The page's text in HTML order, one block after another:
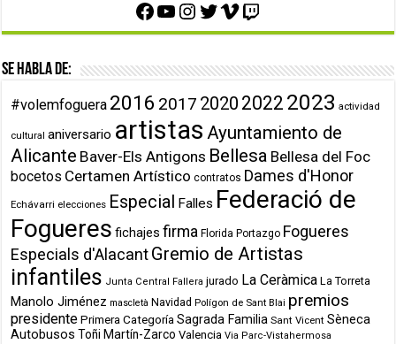
Facebook
YouTube
Instagram
Twitter
Vimeo
Twitch
Se habla de:
#volemfoguera 2016 2017 2020 2022 2023 actividad
cultural aniversario artistas Ayuntamiento de
Alicante Baver-Els Antigons Bellesa Bellesa del Foc
bocetos Certamen Artístico contratos Dames d'Honor
Echávarri elecciones Especial Falles Federació de
Fogueres fichajes firma Florida Portazgo Fogueres
Especials d'AlacantGremio de Artistas
infantiles Junta Central Fallera jurado La Ceràmica La Torreta
Manolo Jiménez mascletà Navidad Polígon de Sant Blai premios
presidente Primera Categoría Sagrada Familia Sant Vicent Sèneca
Autobusos Toñi Martín-Zarco Valencia Via Parc-Vistahermosa